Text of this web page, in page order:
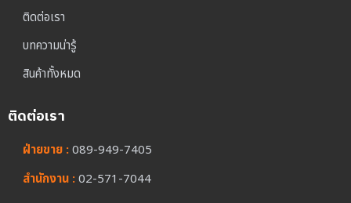
ติดต่อเรา
บทความน่ารู้
สินค้าทั้งหมด
ติดต่อเรา
ฝ่ายขาย :089-949-7405
สำนักงาน :02-571-7044